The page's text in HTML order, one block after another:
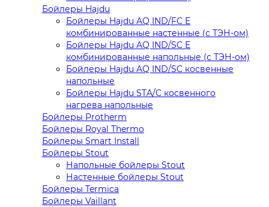
Бойлеры Hajdu
Бойлеры Hajdu AQ IND/FC E
комбинированные настенные (с ТЭН-ом)
Бойлеры Hajdu AQ IND/SC E
комбинированные напольные (с ТЭН-ом)
Бойлеры Hajdu AQ IND/SC косвенные
напольные
Бойлеры Hajdu STA/C косвенного
нагрева напольные
Бойлеры Protherm
Бойлеры Royal Thermo
Бойлеры Smart Install
Бойлеры Stout
Напольные бойлеры Stout
Настенные бойлеры Stout
Бойлеры Termica
Бойлеры Vaillant